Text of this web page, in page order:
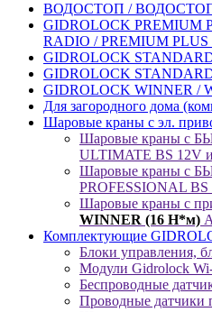
ВОДОСТОП / ВОДОСТОП
GIDROLOCK PREMIUM
RADIO / PREMIUM
GIDROLOCK
GIDROLOCK
GIDROLOCK WINNER /
Для загородного дома
Шаровые краны с эл.
Шаровые краны с
ULTIMATE BS 12V
Шаровые краны с
PROFESSIONAL
Шаровые краны с
WINNER (16 Н*м)
Комплектующие
Блоки управления,
Модули Gidrolock
Беспроводные
Проводные датчики